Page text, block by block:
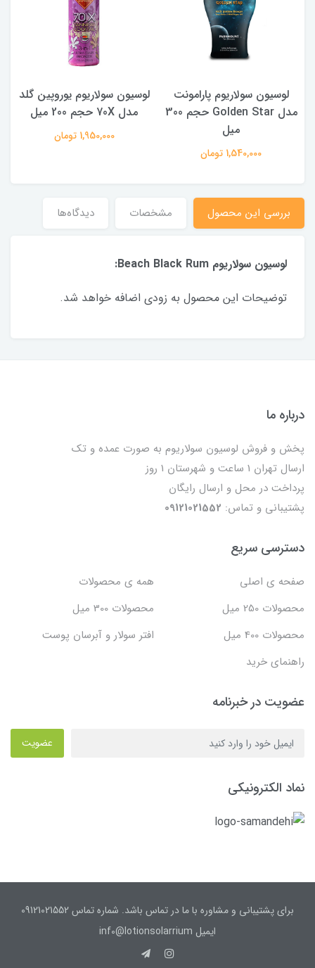
لوسیون سولاریوم پارامونت
مدل Golden Star حجم 300
میل
1,540,000 تومان
لوسیون سولاریوم یوروپین گلد
مدل 70X حجم 200 میل
1,950,000 تومان
بررسی این محصول مشخصات دیدگاه‌ها
لوسیون سولاریوم Beach Black Rum:
توضیحات این محصول به زودی اضافه خواهد شد.
درباره ما
پخش و فروش لوسیون سولاریوم به صورت عمده و تک
ارسال تهران 1 ساعت و شهرستان 1 روز
پرداخت در محل و ارسال رایگان
پشتیبانی و تماس: 09121021552
دسترسی سریع
صفحه ی اصلی
همه ی محصولات
محصولات 250 میل
محصولات 300 میل
محصولات 400 میل
افتر سولار و آبرسان پوست
راهنمای خرید
عضویت در خبرنامه
عضویت
نماد الکترونیکی
برای پشتیبانی و مشاوره با ما در تماس باشد. شماره تماس 09121021552
ایمیل inf0@lotionsolarrium